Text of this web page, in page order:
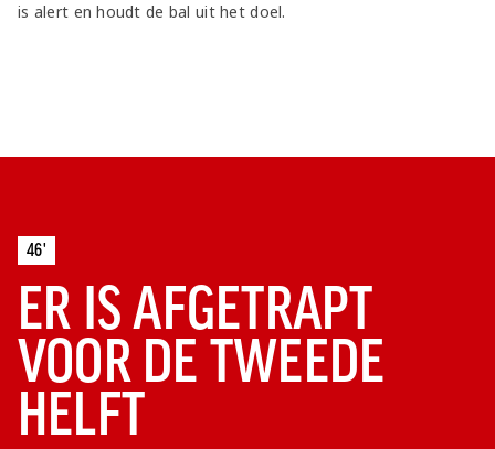
is alert en houdt de bal uit het doel.
46'
ER IS AFGETRAPT
VOOR DE TWEEDE
HELFT